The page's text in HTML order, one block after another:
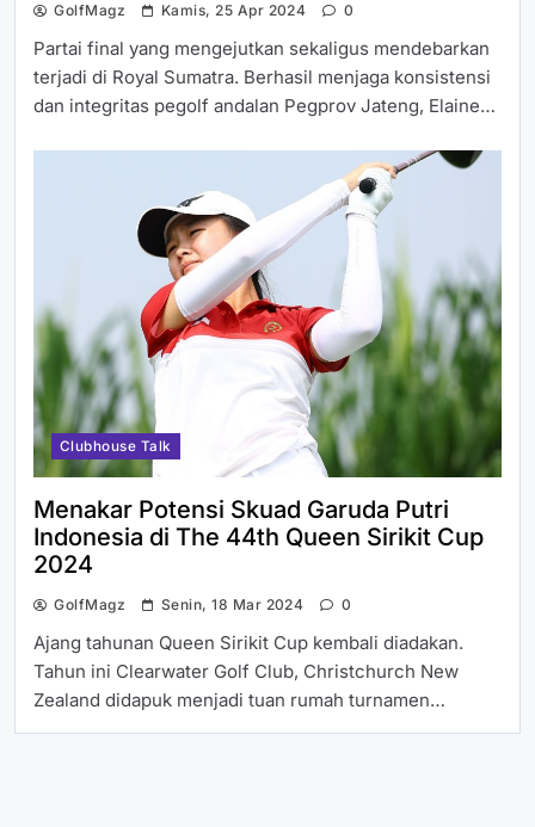
GolfMagz Kamis, 25 Apr 2024 0
Partai final yang mengejutkan sekaligus mendebarkan
terjadi di Royal Sumatra. Berhasil menjaga konsistensi
dan integritas pegolf andalan Pegprov Jateng, Elaine…
Clubhouse Talk
Menakar Potensi Skuad Garuda Putri
Indonesia di The 44th Queen Sirikit Cup
2024
GolfMagz Senin, 18 Mar 2024 0
Ajang tahunan Queen Sirikit Cup kembali diadakan.
Tahun ini Clearwater Golf Club, Christchurch New
Zealand didapuk menjadi tuan rumah turnamen…